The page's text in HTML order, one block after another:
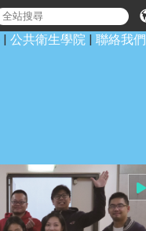
| 公共衛生學院 | 聯絡我們